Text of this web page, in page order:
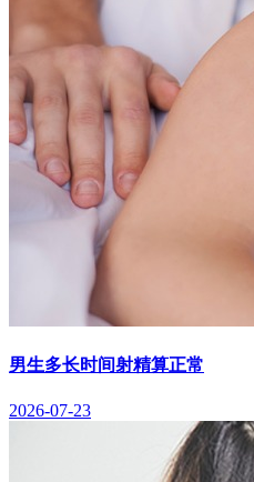
男生多长时间射精算正常
2026-07-23